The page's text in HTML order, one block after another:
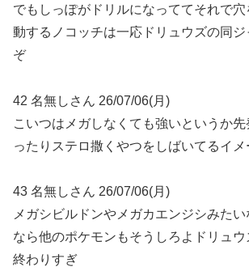
でもしっぽがドリルになっててそれで
動するノコッチは一応ドリュウズの同
ぞ
42 名無しさん 26/07/06(月)
こいつはメガしなくても強いというか
ったりステロ撒くやつをしばいてるイメ
43 名無しさん 26/07/06(月)
メガシビルドンやメガカエンジシみた
なら他のポケモンもそうしろよドリュ
終わりすぎ